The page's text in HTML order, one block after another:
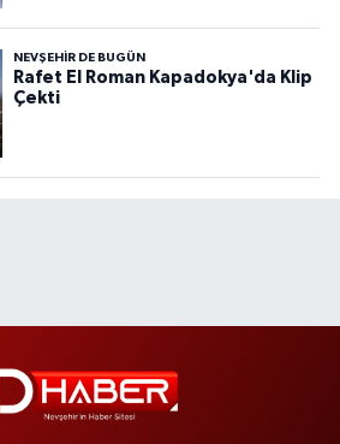
NEVŞEHIR DE BUGÜN
Rafet El Roman Kapadokya'da Klip
Çekti